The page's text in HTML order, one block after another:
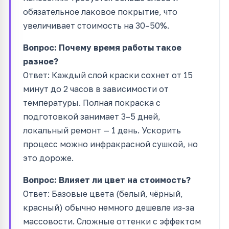
обязательное лаковое покрытие, что
увеличивает стоимость на 30–50%.
Вопрос: Почему время работы такое
разное?
Ответ: Каждый слой краски сохнет от 15
минут до 2 часов в зависимости от
температуры. Полная покраска с
подготовкой занимает 3–5 дней,
локальный ремонт — 1 день. Ускорить
процесс можно инфракрасной сушкой, но
это дороже.
Вопрос: Влияет ли цвет на стоимость?
Ответ: Базовые цвета (белый, чёрный,
красный) обычно немного дешевле из-за
массовости. Сложные оттенки с эффектом